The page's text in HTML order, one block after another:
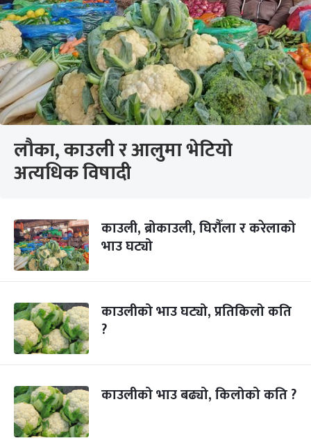
लौका, काउली र आलुमा भेटियो
अत्यधिक विषादी
काउली, ब्रोकाउली, घिरौँला र करेलाको
भाउ घट्यो
काउलीको भाउ घट्यो, प्रतिकिलो कति
?
काउलीको भाउ बढ्यो, किलोको कति ?